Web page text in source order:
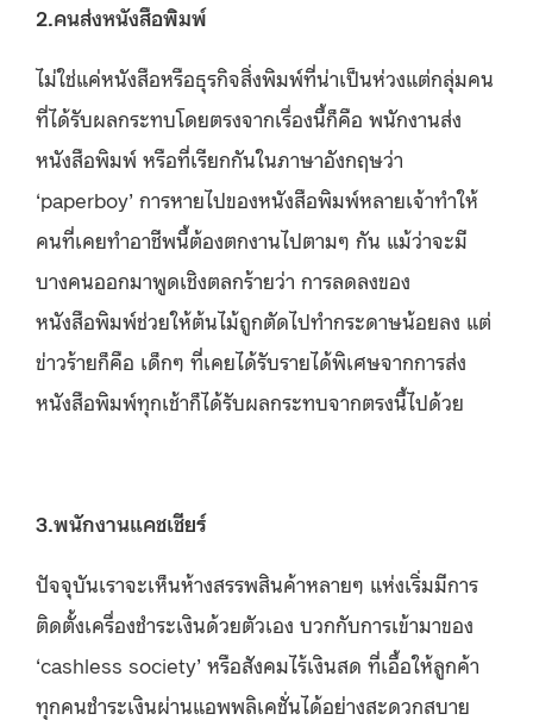
2.คนส่งหนังสือพิมพ์
ไม่ใช่แค่หนังสือหรือธุรกิจสิ่งพิมพ์ที่น่าเป็นห่วงแต่กลุ่มคน
ที่ได้รับผลกระทบโดยตรงจากเรื่องนี้ก็คือ พนักงานส่ง
หนังสือพิมพ์ หรือที่เรียกกันในภาษาอังกฤษว่า
‘paperboy’ การหายไปของหนังสือพิมพ์หลายเจ้าทำให้
คนที่เคยทำอาชีพนี้ต้องตกงานไปตามๆ กัน แม้ว่าจะมี
บางคนออกมาพูดเชิงตลกร้ายว่า การลดลงของ
หนังสือพิมพ์ช่วยให้ต้นไม้ถูกตัดไปทำกระดาษน้อยลง แต่
ข่าวร้ายก็คือ เด็กๆ ที่เคยได้รับรายได้พิเศษจากการส่ง
หนังสือพิมพ์ทุกเช้าก็ได้รับผลกระทบจากตรงนี้ไปด้วย
3.พนักงานแคชเชียร์
ปัจจุบันเราจะเห็นห้างสรรพสินค้าหลายๆ แห่งเริ่มมีการ
ติดตั้งเครื่องชำระเงินด้วยตัวเอง บวกกับการเข้ามาของ
‘cashless society’ หรือสังคมไร้เงินสด ที่เอื้อให้ลูกค้า
ทุกคนชำระเงินผ่านแอพพลิเคชั่นได้อย่างสะดวกสบาย